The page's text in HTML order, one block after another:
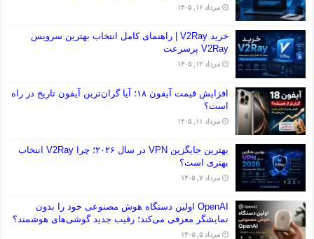
مرداد ۱۶, ۱۴۰۵
خرید V2Ray | راهنمای کامل انتخاب بهترین سرویس
V2Ray پرسرعت
مرداد ۱۲, ۱۴۰۵
افزایش قیمت آیفون ۱۸؛ آیا گران‌ترین آیفون تاریخ در راه
است؟
مرداد ۱۱, ۱۴۰۵
بهترین جایگزین VPN در سال ۲۰۲۶؛ چرا V2Ray انتخاب
بهتری است؟
مرداد ۷, ۱۴۰۵
OpenAI اولین دستگاه هوش مصنوعی خود را بدون
نمایشگر معرفی می‌کند؛ رقیب جدید گوشی‌های هوشمند؟
مرداد ۵, ۱۴۰۵